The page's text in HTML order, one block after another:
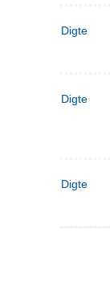
Digte
Digte
Digte